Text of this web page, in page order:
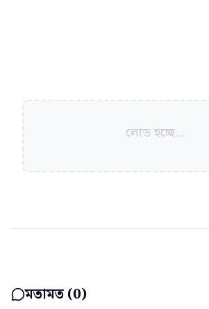
লোড হচ্ছে...
মতামত (0)